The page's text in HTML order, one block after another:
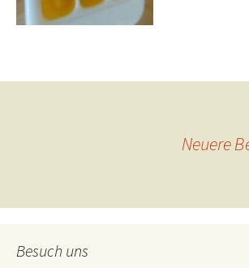
Navigation
Neuere
Besuch uns